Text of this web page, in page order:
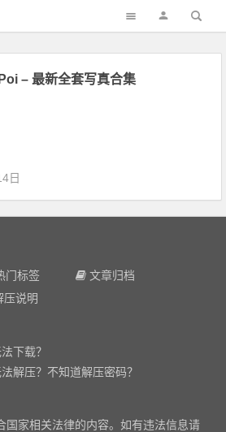
– 最新全套写真合集
日
门标签
文章归档
说明
下载？
解压？不知道解压密码？
国家相关法律的内容。如有违法信息请